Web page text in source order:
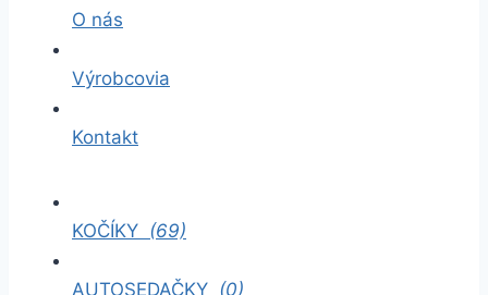
O nás
Výrobcovia
Kontakt
KOČÍKY (69)
AUTOSEDAČKY (0)